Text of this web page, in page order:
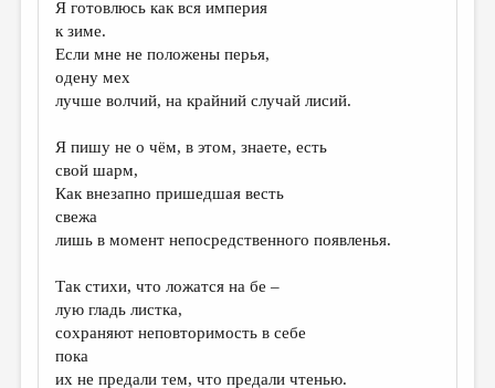
ОБЗОР ЛИТЕРАТУРЫ
СТРАНИЦЫ ПАМЯТИ
ОБЪЯВЛЕНИЯ
КОЛОНКА РЕДАКТОРА
РЕДКОЛЛЕГИЯ
ОТ РЕДАКЦИИ
МАЛАЯ ПРОЗА
ЭССЕИСТИКА
ЛИТЕРАТУРОВЕДЕНИЕ
КУЛЬТУРОВЕДЕНИЕ
Я готовлюсь как вся империя
к зиме.
Если мне не положены перья,
одену мех
лучше волчий, на крайний случай лисий.
Я пишу не о чём, в этом, знаете, есть
свой шарм,
Как внезапно пришедшая весть
свежа
лишь в момент непосредственного появленья.
Так стихи, что ложатся на бе –
лую гладь листка,
сохраняют неповторимость в себе
пока
их не предали тем, что предали чтенью.